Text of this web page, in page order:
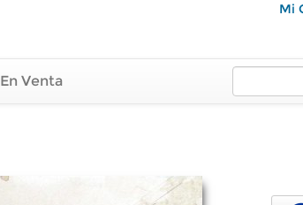
Mi
En Venta